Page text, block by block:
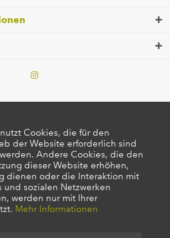
Cookies, die für den
der Website erforderlich sind
Andere Cookies, die den
dieser Website erhöhen,
dienen oder die Interaktion mit
und sozialen Netzwerken
werden nur mit Ihrer
Mehr Informationen